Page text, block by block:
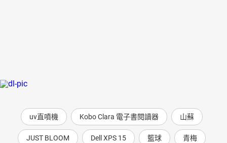
uv直噴機 Kobo Clara 電子書閱讀器 山蘇
JUST BLOOM Dell XPS 15 籃球 青梅